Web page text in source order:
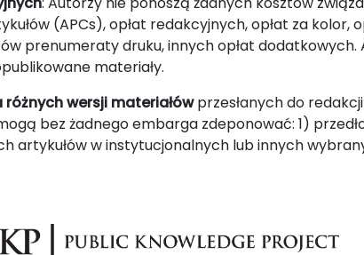
(APCs), opłat redakcyjnych, opłat za kolor,
prenumeraty druku, innych opłat
materiały.
wersji materiałówprzesłanych do
bez żadnego embarga zdeponować: 1)
artykułów w instytucjonalnych lub innych